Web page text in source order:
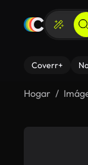
Coverr+
Hogar